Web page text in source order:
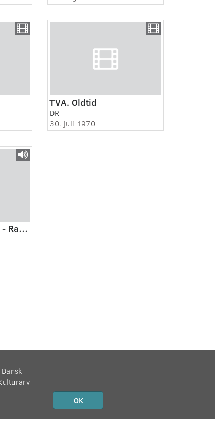
TVA. Oldtid
DR
30. juli 1970
Guldhornene stjålet - Radioavisen
OK